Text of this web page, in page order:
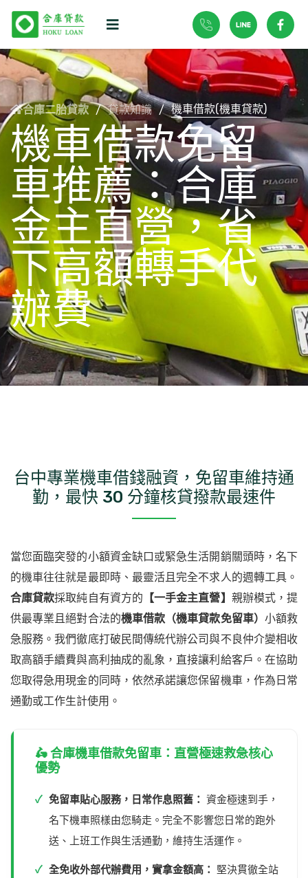
合庫二胎貸款 / 貸款知識 / 機車借款(機車貸款)
機車借款免留
車推薦：合庫
金主直營，省
下高額轉手代
辦費
台中專業機車借錢融資，免留車維持通
勤，最快 30 分鐘核貸撥款最速件
當您面臨突發的小額資金缺口或緊急生活開銷關頭時，名下
的機車往往就是最即時、最靈活且完全不求人的週轉工具。
合庫貸款採取純自有資方的 【一手金主直營】 親辦模式，提
供最專業且絕對合法的機車借款（機車貸款免留車） 小額救
急服務。我們徹底打破民間傳統代辦公司與不良仲介變相收
取高額手續費與高利抽成的亂象，直接讓利給客戶。在協助
您取得急用現金的同時，依然承諾讓您保留機車，作為日常
通勤或工作生計使用。
🛵 合庫機車借款免留車：直營極速救急核心
優勢
✓ 免留車貼心服務，日常作息照舊： 資金極速到手，
名下機車照樣由您騎走。完全不影響您日常的跑外
送、上班工作與生活通勤，維持生活運作。
✓ 全免收外部代辦費用，實拿金額高：
堅決貫徹全站